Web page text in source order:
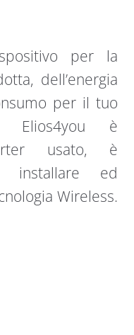
per la
dell’energia
per il tuo
Elios4you è
usato, è
installare ed
Wireless.